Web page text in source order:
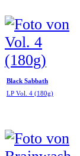
Black Sabbath
LP Vol. 4 (180g)